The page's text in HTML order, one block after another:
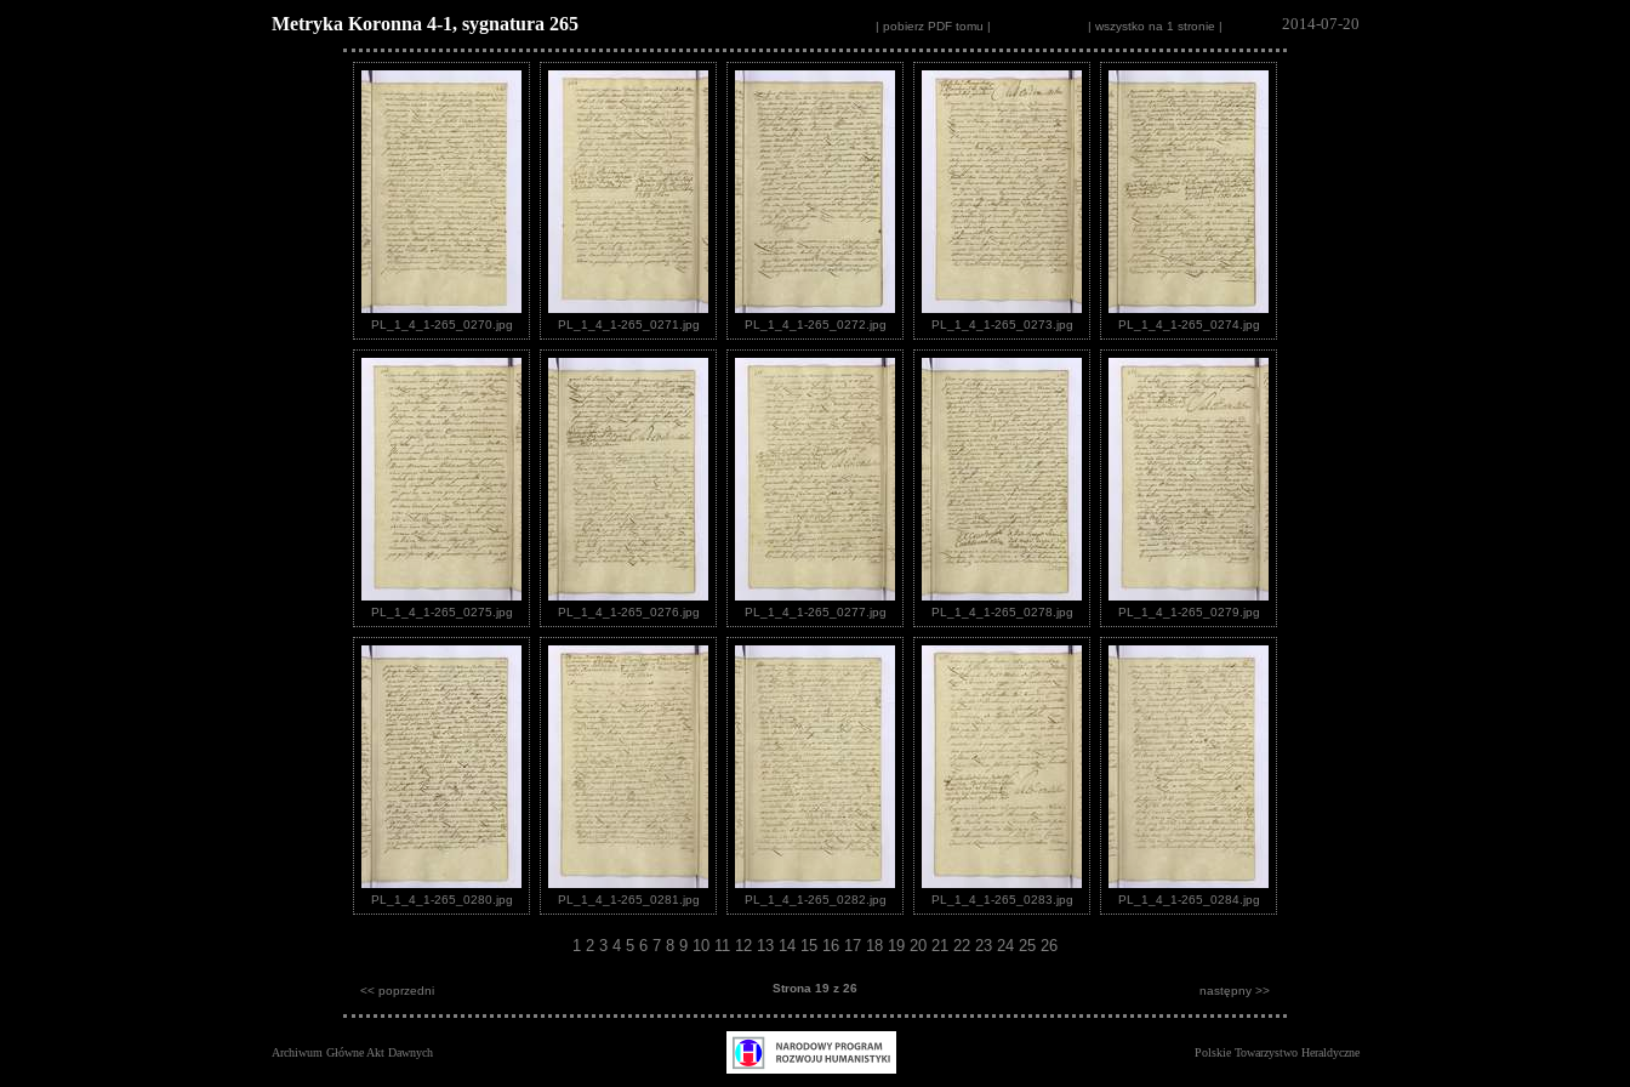
Metryka Koronna 4-1, sygnatura 265 | pobierz PDF tomu | | wszystko na 1 stronie | 2014-07-20
PL_1_4_1-265_0270.jpg PL_1_4_1-265_0271.jpg PL_1_4_1-265_0272.jpg PL_1_4_1-265_0273.jpg PL_1_4_1-265_0274.jpg
PL_1_4_1-265_0275.jpg PL_1_4_1-265_0276.jpg PL_1_4_1-265_0277.jpg PL_1_4_1-265_0278.jpg PL_1_4_1-265_0279.jpg
PL_1_4_1-265_0280.jpg PL_1_4_1-265_0281.jpg PL_1_4_1-265_0282.jpg PL_1_4_1-265_0283.jpg PL_1_4_1-265_0284.jpg
1 2 3 4 5 6 7 8 9 10 11 12 13 14 15 16 17 18 19 20 21 22 23 24 25 26
<< poprzedni Strona 19 z 26 następny >>
Archiwum Główne Akt Dawnych Polskie Towarzystwo Heraldyczne